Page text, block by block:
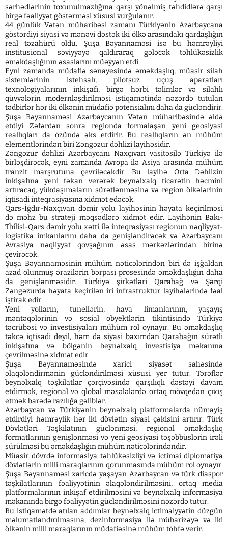
sərhədlərinin toxunulmazlığına qarşı yönəlmiş təhdidlərə qarşı
birgə fəaliyyət göstərməsi xüsusi vurğulanır.
44 günlük Vətən müharibəsi zamanı Türkiyənin Azərbaycana
göstərdiyi siyasi və mənəvi dəstək iki ölkə arasındakı qardaşlığın
real təzahürü oldu. Şuşa Bəyannaməsi isə bu həmrəyliyi
institusional səviyyəyə qaldıraraq gələcək təhlükəsizlik
əməkdaşlığının əsaslarını müəyyən etdi.
Eyni zamanda müdafiə sənayesində əməkdaşlıq, müasir silah
sistemlərinin istehsalı, pilotsuz uçuş aparatları
texnologiyalarının inkişafı, birgə hərbi təlimlər və silahlı
qüvvələrin modernləşdirilməsi istiqamətində nəzərdə tutulan
tədbirlər hər iki ölkənin müdafiə potensialını daha da gücləndirir.
Şuşa Bəyannaməsi Azərbaycanın Vətən müharibəsində əldə
etdiyi Zəfərdən sonra regionda formalaşan yeni geosiyasi
reallıqları da özündə əks etdirir. Bu reallıqların ən mühüm
elementlərindən biri Zəngəzur dəhlizi layihəsidir.
Zəngəzur dəhlizi Azərbaycanı Naxçıvan vasitəsilə Türkiyə ilə
birləşdirəcək, eyni zamanda Avropa ilə Asiya arasında mühüm
tranzit marşrutuna çevriləcəkdir. Bu layihə Orta Dəhlizin
inkişafına yeni təkan verərək beynəlxalq ticarətin həcmini
artıracaq, yükdaşımaların sürətlənməsinə və region ölkələrinin
iqtisadi inteqrasiyasına xidmət edəcək.
Qars-İğdır-Naxçıvan dəmir yolu layihəsinin həyata keçirilməsi
də məhz bu strateji məqsədlərə xidmət edir. Layihənin Bakı-
Tbilisi-Qars dəmir yolu xətti ilə inteqrasiyası regionun nəqliyyat-
logistika imkanlarını daha da genişləndirəcək və Azərbaycanı
Avrasiya nəqliyyat qovşağının əsas mərkəzlərindən birinə
çevirəcək.
Şuşa Bəyannaməsinin mühüm nəticələrindən biri də işğaldan
azad olunmuş ərazilərin bərpası prosesində əməkdaşlığın daha
da genişlənməsidir. Türkiyə şirkətləri Qarabağ və Şərqi
Zəngəzurda həyata keçirilən iri infrastruktur layihələrində fəal
iştirak edir.
Yeni yolların, tunellərin, hava limanlarının, yaşayış
məntəqələrinin və sosial obyektlərin tikintisində Türkiyə
təcrübəsi və investisiyaları mühüm rol oynayır. Bu əməkdaşlıq
təkcə iqtisadi deyil, həm də siyasi baxımdan Qarabağın sürətli
inkişafına və bölgənin beynəlxalq investisiya məkanına
çevrilməsinə xidmət edir.
Şuşa Bəyannaməsində xarici siyasət sahəsində
əlaqələndirmənin gücləndirilməsi xüsusi yer tutur. Tərəflər
beynəlxalq təşkilatlar çərçivəsində qarşılıqlı dəstəyi davam
etdirmək, regional və qlobal məsələlərdə ortaq mövqedən çıxış
etmək barədə razılığa gəliblər.
Azərbaycan və Türkiyənin beynəlxalq platformalarda nümayiş
etdirdiyi həmrəylik hər iki dövlətin siyasi çəkisini artırır. Türk
Dövlətləri Təşkilatının güclənməsi, regional əməkdaşlıq
formatlarının genişlənməsi və yeni geosiyasi təşəbbüslərin irəli
sürülməsi bu əməkdaşlığın mühüm nəticələrindəndir.
Müasir dövrdə informasiya təhlükəsizliyi və ictimai diplomatiya
dövlətlərin milli maraqlarının qorunmasında mühüm rol oynayır.
Şuşa Bəyannaməsi xaricdə yaşayan Azərbaycan və türk diaspor
təşkilatlarının fəaliyyətinin əlaqələndirilməsini, ortaq media
platformalarının inkişaf etdirilməsini və beynəlxalq informasiya
məkanında birgə fəaliyyətin gücləndirilməsini nəzərdə tutur.
Bu istiqamətdə atılan addımlar beynəlxalq ictimaiyyətin düzgün
məlumatlandırılmasına, dezinformasiya ilə mübarizəyə və iki
ölkənin milli maraqlarının müdafiəsinə mühüm töhfə verir.